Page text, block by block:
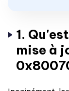
1.
mise à